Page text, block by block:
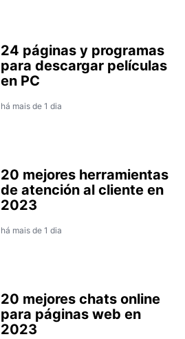
24 páginas y programas
para descargar películas
en PC
há mais de 1 dia
20 mejores herramientas
de atención al cliente en
2023
há mais de 1 dia
20 mejores chats online
para páginas web en
2023